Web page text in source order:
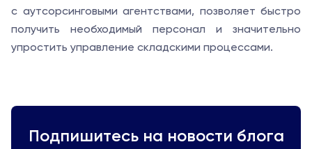
с аутсорсинговыми агентствами, позволяет быстро
получить необходимый персонал и значительно
упростить управление складскими процессами.
Подпишитесь на новости блога